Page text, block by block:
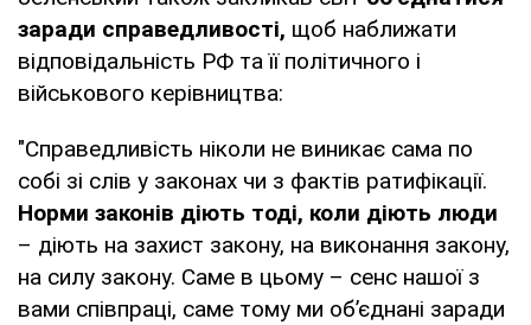
заради справедливості, щоб наближати
відповідальність РФ та її політичного і
військового керівництва:
"Справедливість ніколи не виникає сама по
собі зі слів у законах чи з фактів ратифікації.
Норми законів діють тоді, коли діють люди
– діють на захист закону, на виконання закону,
на силу закону. Саме в цьому – сенс нашої з
вами співпраці, саме тому ми об’єднані заради